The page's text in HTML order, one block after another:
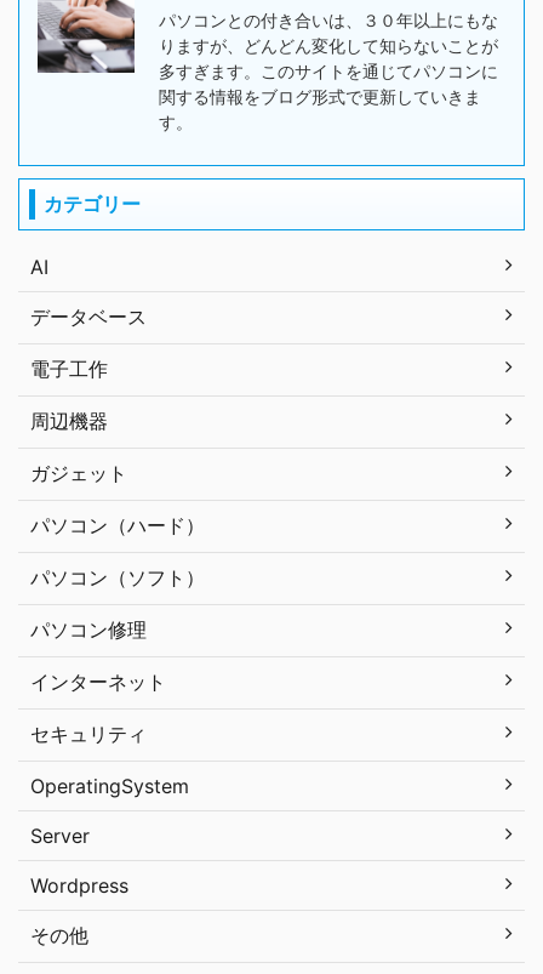
パソコンとの付き合いは、３０年以上にもな
りますが、どんどん変化して知らないことが
多すぎます。このサイトを通じてパソコンに
関する情報をブログ形式で更新していきま
す。
カテゴリー
AI
データベース
電子工作
周辺機器
ガジェット
パソコン（ハード）
パソコン（ソフト）
パソコン修理
インターネット
セキュリティ
OperatingSystem
Server
Wordpress
その他